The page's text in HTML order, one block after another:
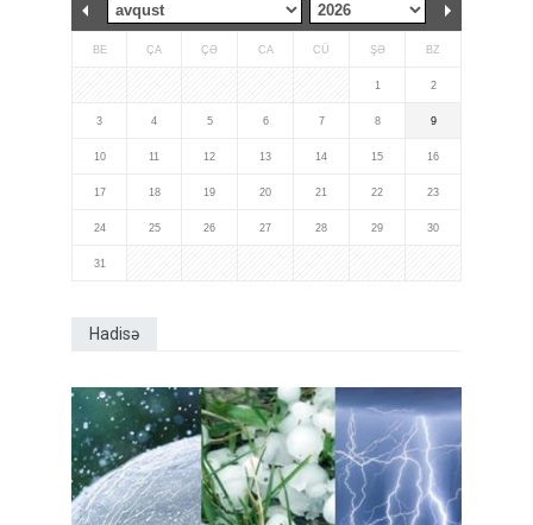
BE ÇA ÇƏ CA CÜ ŞƏ BZ
1 2
3 4 5 6 7 8 9
10 11 12 13 14 15 16
17 18 19 20 21 22 23
24 25 26 27 28 29 30
31
Hadisə